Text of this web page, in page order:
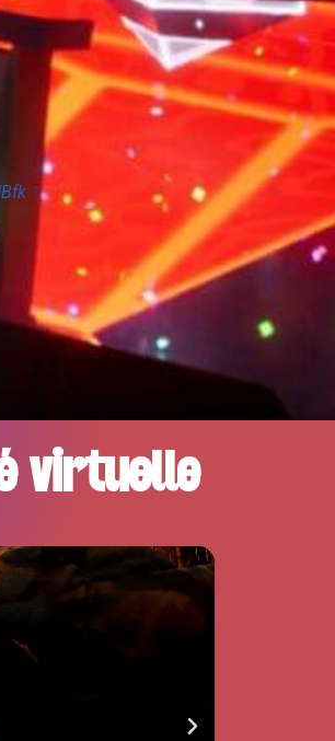
virtuelle